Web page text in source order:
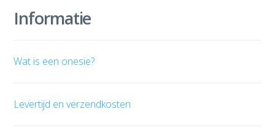
Informatie
Wat is een onesie?
Levertijd en verzendkosten